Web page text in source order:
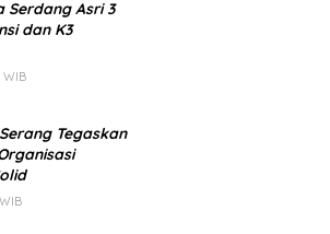
Serdang Asri 3
dan K3
WIB
Tegaskan